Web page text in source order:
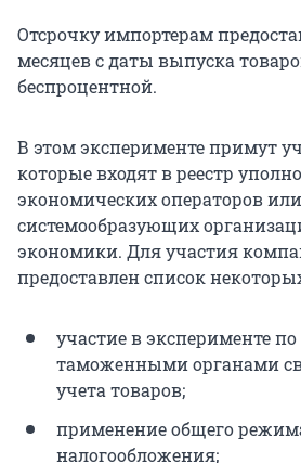
Отсрочку импортерам
месяцев с даты выпуска
беспроцентной.
В этом эксперименте примут
которые входят в реестр
экономических операторов
системообразующих
экономики. Для участия
предоставлен список
участие в эксперименте
таможенными органами
учета товаров;
применение общего
налогообложения;